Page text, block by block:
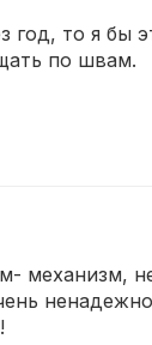
год, то я бы
по швам.
механизм,